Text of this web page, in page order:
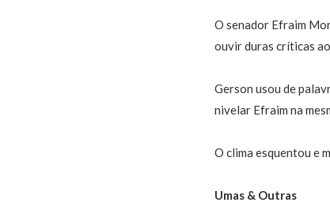
O senador Efraim
ouvir duras críticas
Gerson usou de
nivelar Efraim na
O clima esquentou e
Umas & Outras